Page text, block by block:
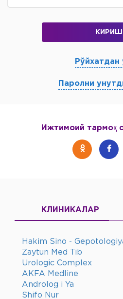
КИРИШ
Рўйхатдан
Паролни
Ижтимоий тармоқ
КЛИНИКАЛАР
Hakim Sino -
Zaytun Med Tib
Urologic Complex
AKFA Medline
Androlog i Ya
Shifo Nur